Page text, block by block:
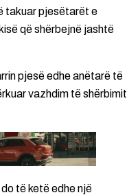
takuar pjesëtarët e
që shërbejnë jashtë
pjesë edhe anëtarë të
vazhdim të shërbimit
të ketë edhe një